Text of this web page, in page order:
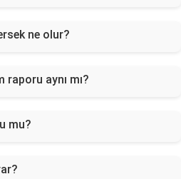
ne olur?
raporu aynı mı?
mu?